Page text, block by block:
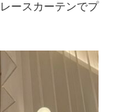
ースカーテンでプ